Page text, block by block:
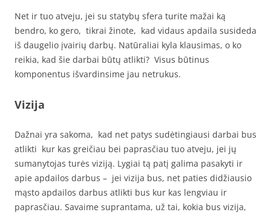
Net ir tuo atveju, jei su statybų sfera turite mažai ką
bendro, ko gero, tikrai žinote, kad vidaus apdaila susideda
iš daugelio įvairių darbų. Natūraliai kyla klausimas, o ko
reikia, kad šie darbai būtų atlikti? Visus būtinus
komponentus išvardinsime jau netrukus.
Vizija
Dažnai yra sakoma, kad net patys sudėtingiausi darbai bus
atlikti kur kas greičiau bei paprasčiau tuo atveju, jei jų
sumanytojas turės viziją. Lygiai tą patį galima pasakyti ir
apie apdailos darbus – jei vizija bus, net paties didžiausio
mąsto apdailos darbus atlikti bus kur kas lengviau ir
paprasčiau. Savaime suprantama, už tai, kokia bus vizija,